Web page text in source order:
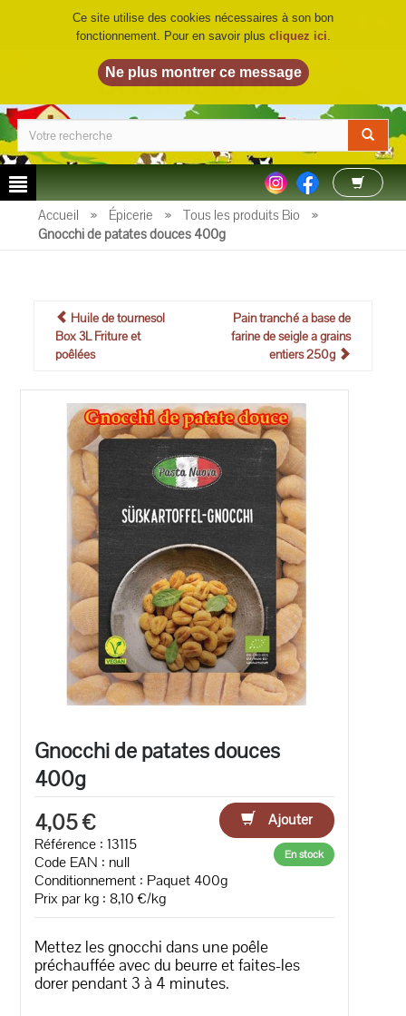
LA FERME DU BIO©
Accueil » Épicerie » Tous les produits Bio
»
Gnocchi de patates douces 400g
Huile de tournesol
Box 3L Friture et
poêlées
Pain tranché à base de
farine de seigle à grains
entiers 250g
Gnocchi de patates douces
400g
4,05 €
Ajouter
Référence : 13115
Code EAN : null
Conditionnement : Paquet 400g
Prix par kg : 8,10 €/kg
En stock
Mettez les gnocchi dans une poêle
préchauffée avec du beurre et faites-les
dorer pendant 3 à 4 minutes.
Ce site utilise des cookies nécessaires à son bon
fonctionnement. Pour en savoir plus cliquez ici.